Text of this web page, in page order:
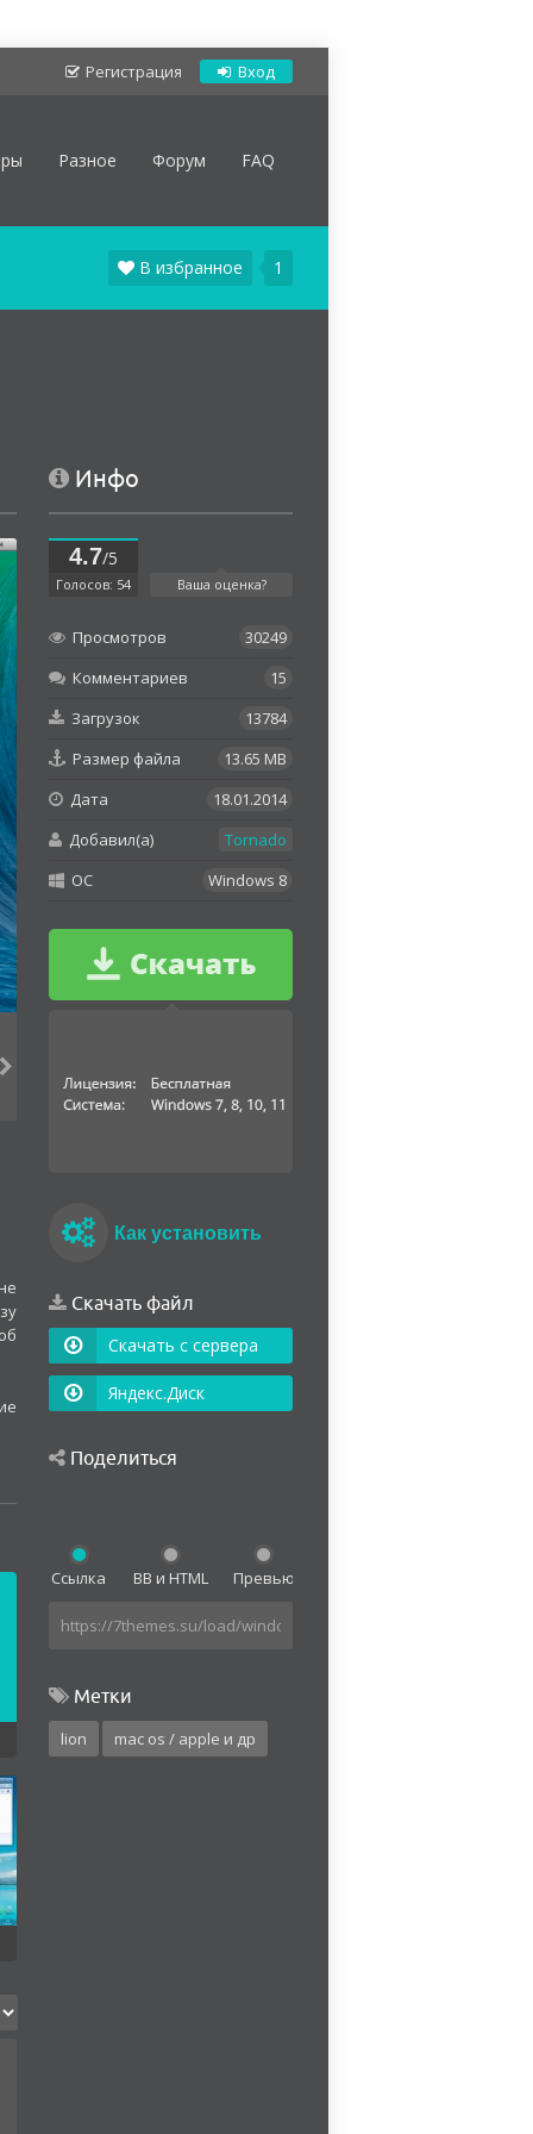
Регистрация Вход
Разное Форум FAQ
1
В избранное
Инфо
4.7/5
Голосов: 54 Ваша оценка?
Просмотров
30249
Комментариев
15
Загрузок
13784
Размер файла
13.65 MB
Дата
18.01.2014
Добавил(а)
Tornado
OC
Windows 8
Как установить
Скачать файл
Скачать с сервера
Яндекс.Диск
Поделиться
Ссылка BB и HTML Превью
Метки
lion mac os / apple и др